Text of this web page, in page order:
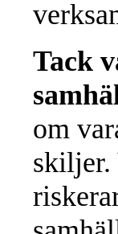
Tack
om
skiljer.